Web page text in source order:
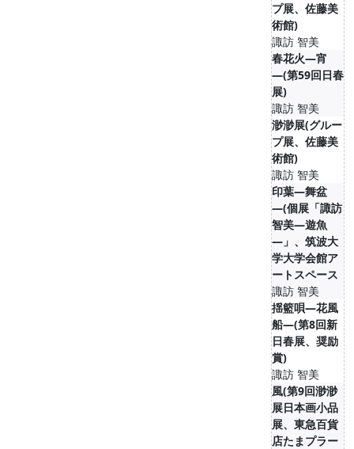
プ展、佐藤美
術館)
諏訪 智美
春花火―宵
―(第59回日春
展)
諏訪 智美
渺渺展(グルー
プ展、佐藤美
術館)
諏訪 智美
印葉―舞盆
―(個展「諏訪
智美―遊魚
―」、筑波大
学大学会館ア
ートスペース
諏訪 智美
揺籃唄―花風
船―(第8回新
日春展、奨励
賞)
諏訪 智美
風(第9回渺渺
展日本画小品
展、東急百貨
店たまプラー